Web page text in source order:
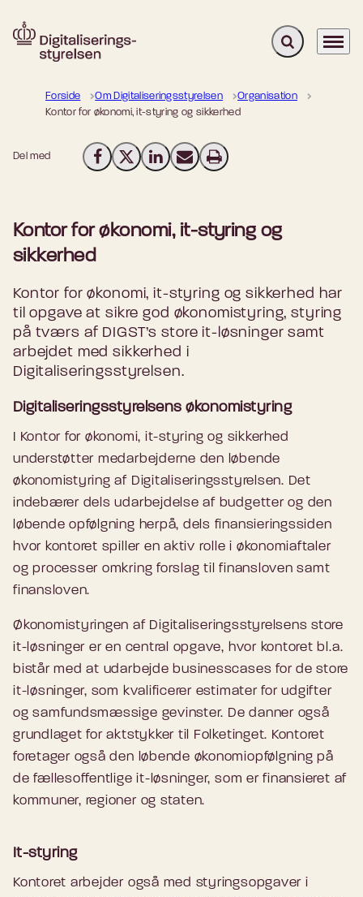
Gå til forsiden Fold søgefelt
Menu
Forside Om Digitaliseringsstyrelsen
Organisation
Kontor for økonomi, it-styring og sikkerhed
Del med Del på Facebook
Del på X (Twitter)
Del på LinkedIn
Send email
Print
Kontor for økonomi, it-styring og
sikkerhed
Kontor for økonomi, it-styring og sikkerhed har
til opgave at sikre god økonomistyring, styring
på tværs af DIGST’s store it-løsninger samt
arbejdet med sikkerhed i
Digitaliseringsstyrelsen.
Digitaliseringsstyrelsens økonomistyring
I Kontor for økonomi, it-styring og sikkerhed
understøtter medarbejderne den løbende
økonomistyring af Digitaliseringsstyrelsen. Det
indebærer dels udarbejdelse af budgetter og den
løbende opfølgning herpå, dels finansieringssiden
hvor kontoret spiller en aktiv rolle i økonomiaftaler
og processer omkring forslag til finansloven samt
finansloven.
Økonomistyringen af Digitaliseringsstyrelsens store
it-løsninger er en central opgave, hvor kontoret bl.a.
bistår med at udarbejde businesscases for de store
it-løsninger, som kvalificerer estimater for udgifter
og samfundsmæssige gevinster. De danner også
grundlaget for aktstykker til Folketinget. Kontoret
foretager også den løbende økonomiopfølgning på
de fællesoffentlige it-løsninger, som er finansieret af
kommuner, regioner og staten.
It-styring
Kontoret arbejder også med styringsopgaver i